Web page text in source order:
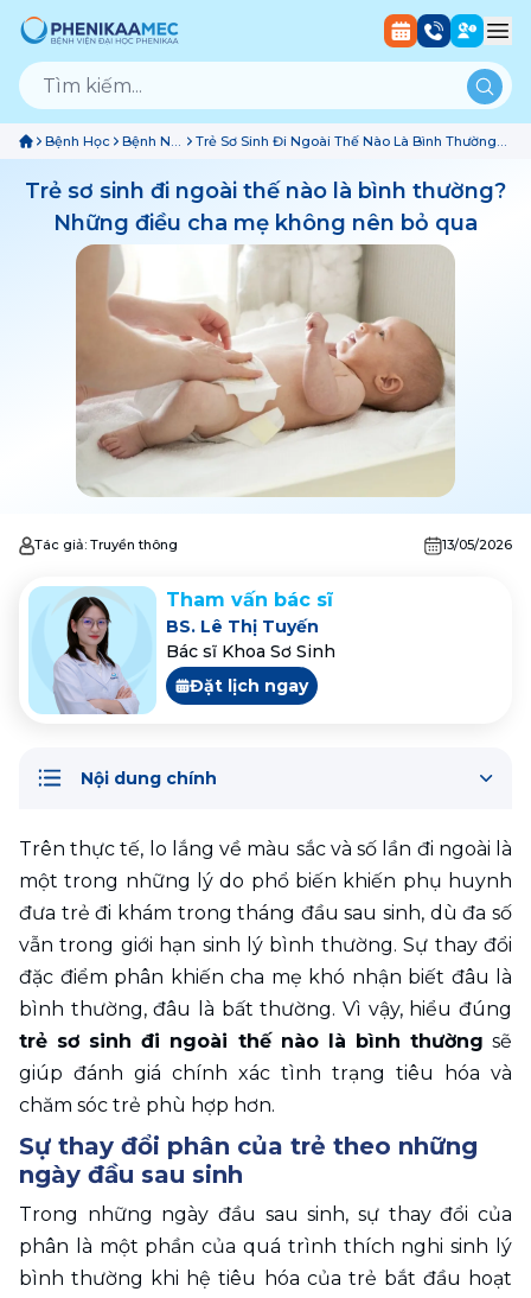
Bệnh Học
Bệnh Nhi
Sơ Sinh
Trẻ Sơ Sinh Đi Ngoài Thế Nào Là Bình Thường?
Trẻ sơ sinh đi ngoài thế nào là bình thường?
Những điều cha mẹ không nên bỏ qua
Tác giả: Truyền thông 13/05/2026
Tham vấn bác sĩ
BS. Lê Thị Tuyến
Bác sĩ Khoa Sơ Sinh
Đặt lịch ngay
Nội dung chính
Trên thực tế, lo lắng về màu sắc và số lần đi ngoài là
một trong những lý do phổ biến khiến phụ huynh
đưa trẻ đi khám trong tháng đầu sau sinh, dù đa số
vẫn trong giới hạn sinh lý bình thường. Sự thay đổi
đặc điểm phân khiến cha mẹ khó nhận biết đâu là
trẻ sơ sinh đi ngoài thế nào là bình thường sẽ
giúp đánh giá chính xác tình trạng tiêu hóa và
chăm sóc trẻ phù hợp hơn.
Sự thay đổi phân của trẻ theo những
ngày đầu sau sinh
Trong những ngày đầu sau sinh, sự thay đổi của
phân là một phần của quá trình thích nghi sinh lý
bình thường khi hệ tiêu hóa của trẻ bắt đầu hoạt